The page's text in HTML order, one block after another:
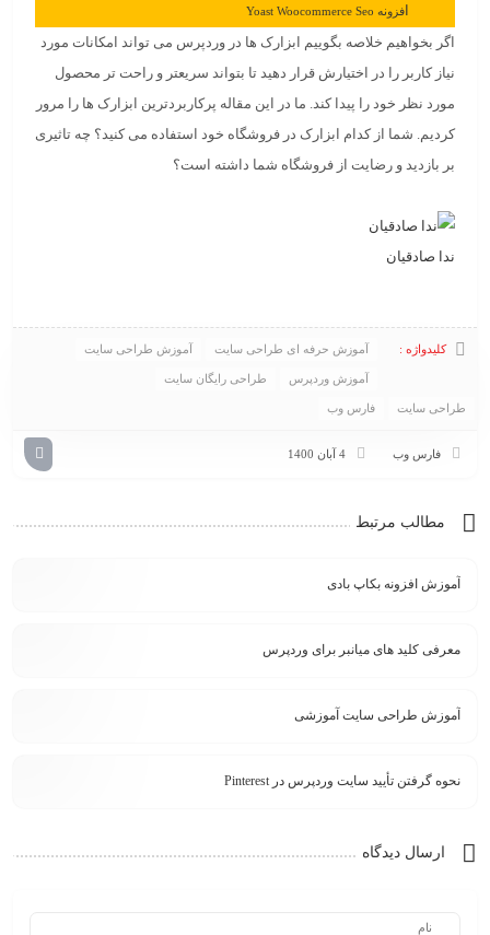
افزونه Yoast Woocommerce Seo
اگر بخواهیم خلاصه بگوییم ابزارک ها در وردپرس می تواند امکانات مورد
نیاز کاربر را در اختیارش قرار دهید تا بتواند سریعتر و راحت تر محصول
مورد نظر خود را پیدا کند. ما در این مقاله پرکاربردترین ابزارک ها را مرور
کردیم. شما از کدام ابزارک در فروشگاه خود استفاده می کنید؟ چه تاثیری
بر بازدید و رضایت از فروشگاه شما داشته است؟
ندا صادقیان
کلیدواژه : آموزش حرفه ای طراحی سایت آموزش طراحی سایت
آموزش وردپرس طراحی رایگان سایت
طراحی سایت فارس وب
فارس وب 4 آبان 1400
مطالب مرتبط
آموزش افزونه بکاپ بادی
معرفی کلید های میانبر برای وردپرس
آموزش طراحی سایت آموزشی
نحوه گرفتن تأیید سایت وردپرس در Pinterest
ارسال دیدگاه